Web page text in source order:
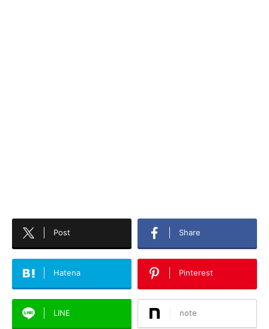
Post Share
Hatena Pinterest
LINE note